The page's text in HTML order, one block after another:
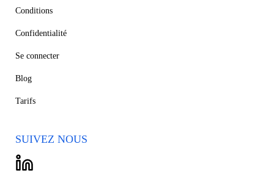
Conditions
Confidentialité
Se connecter
Blog
Tarifs
SUIVEZ NOUS